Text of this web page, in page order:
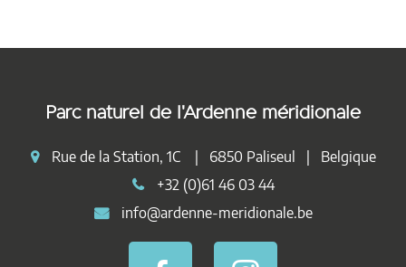
Parc naturel de l'Ardenne méridionale
Rue de la Station, 1C | 6850 Paliseul | Belgique
+32 (0)61 46 03 44
info@ardenne-meridionale.be